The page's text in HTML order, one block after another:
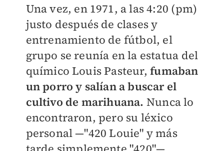
Una vez, en 1971, a las 4:20 (pm)
justo después de clases y
entrenamiento de fútbol, ​​el
grupo se reunía en la estatua del
químico Louis Pasteur, fumaban
un porro y salían a buscar el
cultivo de marihuana. Nunca lo
encontraron, pero su léxico
personal —"420 Louie" y más